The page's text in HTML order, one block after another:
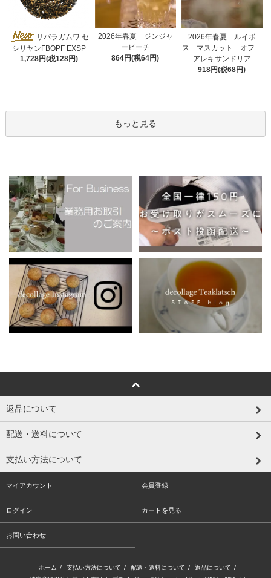
サバラガムワ セ
シリヤンFBOPF EXSP
1,728円(税128円)
2026年春夏 ジンジャ
ーピーチ
864円(税64円)
2026年春夏 ルイボ
ス マスカット オフ
アレキサンドリア
918円(税68円)
もっと見る
返品について
配送・送料について
支払い方法について
マイアカウント 会員登録
ログイン カートを見る
お問い合わせ
ホーム / 支払い方法について / 配送・送料について / 返品について /